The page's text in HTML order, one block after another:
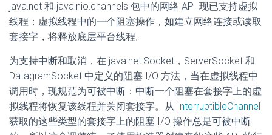
java.net 和 java.nio.channels 包中的网络 API 现已支持虚拟
线程：虚拟线程中的一个阻塞操作，如建立网络连接或读取
套接字，将释放底层平台线程。
为支持中断和取消，在 java.net.Socket，ServerSocket 和
DatagramSocket 中定义的阻塞 I/O 方法，当在虚拟线程中
调用时，现规范为可被中断：中断一个阻塞在套接字上的虚
拟线程将恢复该线程并关闭套接字。从 InterruptibleChannel
获取的这些类型的套接字上的阻塞 I/O 操作总是可被中断